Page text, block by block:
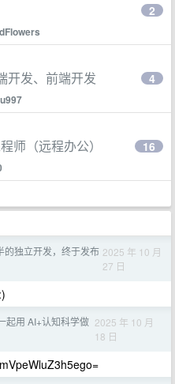
2
开发、前端开发 4
师（远程办公） 16
的独立开发，终于发布 2025 年 10 月
27 日
起用 AI+认知科学做 2025 年 10 月
18 日